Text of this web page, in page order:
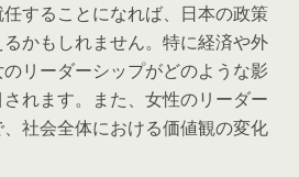
することになれば、日本の政策
かもしれません。特に経済や外
リーダーシップがどのような影
れます。また、女性のリーダー
社会全体における価値観の変化